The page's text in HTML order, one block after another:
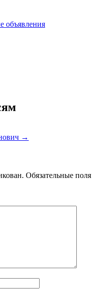
объявления
→
Обязательные поля